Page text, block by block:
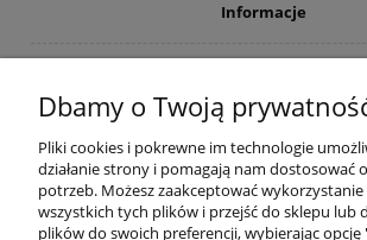
Informacje
PRODUCENCI
Dbamy o Twoją
Pliki cookies i pokrewne im technologie
działanie strony i pomagają nam dostosować
potrzeb. Możesz zaakceptować wykorzystanie
wszystkich tych plików i przejść do sklepu lub
plików do swoich preferencji, wybierając